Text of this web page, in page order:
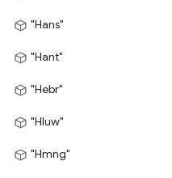
"Hans"
"Hant"
"Hebr"
"Hluw"
"Hmng"